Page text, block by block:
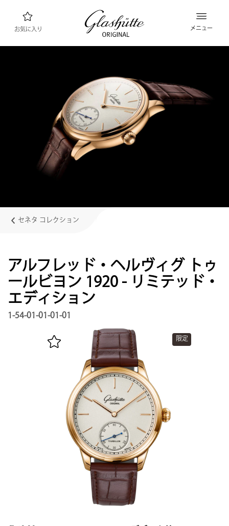
お気に入り メニュー
コレクション
コレクションを見る
ブランド “グラスヒュッテ・オリジナル”につ
マニュファクチュールについて詳しくはこちら
ブティックとショップ
連絡先
お問い合わせはこちら
マイアカウント
グラスヒュッテ・オリジナルを登録する
English Deutsch
メニュー閉じる
セネタ コレクション
アルフレッド・ヘルヴィグ トゥ
ールビヨン 1920 - リミテッド・
エディション
1-54-01-01-01-01
限定